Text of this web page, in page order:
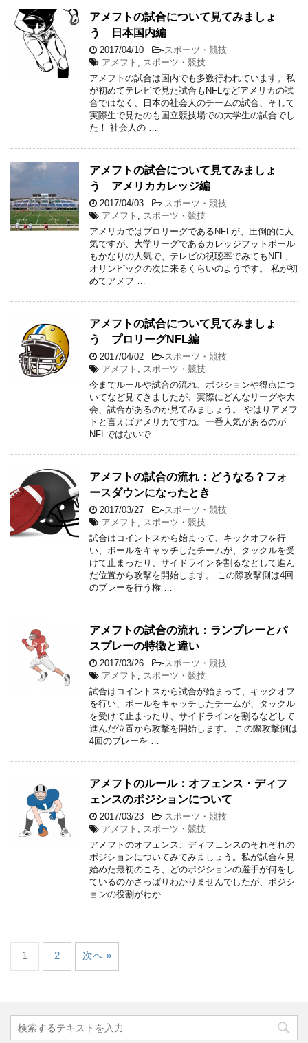
アメフトの試合について見てみましょ
う 日本国内編
2017/04/10 -スポーツ・競技
アメフト
スポーツ・競技
アメフトの試合は国内でも多数行われています。私
が初めてテレビで見た試合もNFLなどアメリカの試
合ではなく、日本の社会人のチームの試合、そして
実際生で見たのも国立競技場での大学生の試合でし
た！ 社会人の …
アメフトの試合について見てみましょ
う アメリカカレッジ編
2017/04/03 -スポーツ・競技
アメフト
スポーツ・競技
アメリカではプロリーグであるNFLが、圧倒的に人
気ですが、大学リーグであるカレッジフットボール
もかなりの人気で、テレビの視聴率でみてもNFL、
オリンピックの次に来るくらいのようです。 私が初
めてアメフ …
アメフトの試合について見てみましょ
う プロリーグNFL編
2017/04/02 -スポーツ・競技
アメフト
スポーツ・競技
今までルールや試合の流れ、ポジションや得点につ
いてなど見てきましたが、実際にどんなリーグや大
会、試合があるのか見てみましょう。 やはりアメフ
トと言えばアメリカですね。一番人気があるのが
NFLではないで …
アメフトの試合の流れ：どうなる？フォ
ースダウンになったとき
2017/03/27 -スポーツ・競技
アメフト
スポーツ・競技
試合はコイントスから始まって、キックオフを行
い、ボールをキャッチしたチームが、タックルを受
けて止まったり、サイドラインを割るなどして進ん
だ位置から攻撃を開始します。 この際攻撃側は4回
のプレーを行う権 …
アメフトの試合の流れ：ランプレーとパ
スプレーの特徴と違い
2017/03/26 -スポーツ・競技
アメフト
スポーツ・競技
試合はコイントスから試合が始まって、キックオフ
を行い、ボールをキャッチしたチームが、タックル
を受けて止まったり、サイドラインを割るなどして
進んだ位置から攻撃を開始します。 この際攻撃側は
4回のプレーを …
アメフトのルール：オフェンス・ディフ
ェンスのポジションについて
2017/03/23 -スポーツ・競技
アメフト
スポーツ・競技
アメフトのオフェンス、ディフェンスのそれぞれの
ポジションについてみてみましょう。私が試合を見
始めた最初のころ、どのポジションの選手が何をし
ているのかさっぱりわかりませんでしたが、ポジシ
ョンの役割がわか …
1 2 次へ »